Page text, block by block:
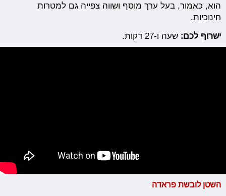
הוא, כאמור, בעל ערך מוסף ושווה צפייה גם למטרות
חינוכיות.
ישרוף לכם: שעה ו-27 דקות.
השטן לובשת פראדה